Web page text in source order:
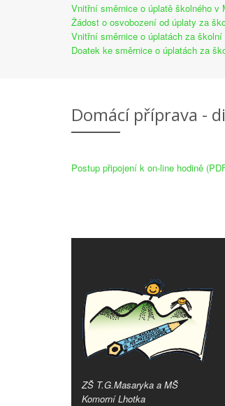
Vnitřní směrnice o úplatě školného v
Žádost o osvobození od úplaty za
Vnitřní směrnice o úplatách za školní
Doatek ke směrnice o úplatách za
Domácí příprava -
Postup připojení k on-line hodině
ZŠ T.G.Masaryka a MŠ
Komorní Lhotka